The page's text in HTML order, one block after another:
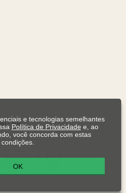
- PR
e tecnologias semelhantes
Política de Privacidade e, ao
você concorda com estas
condições.
OK